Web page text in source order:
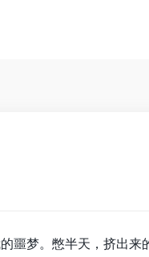
噩梦。憋半天，挤出